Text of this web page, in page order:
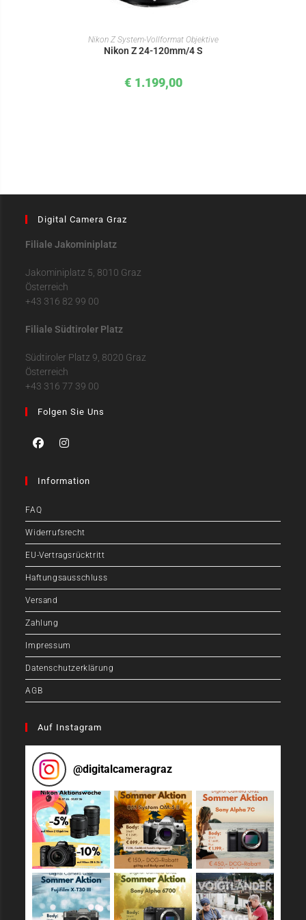
IN DEN WARENKORB
Nikon Z System-Vollformat Objektive
Nikon Z 24-120mm/4 S
€ 1.199,00
Digital Camera Graz
Filiale Jakominiplatz
Jakominiplatz 5, 8010 Graz
Österreich
+43 316 82 99 00
Filiale Südtiroler Platz
Südtiroler Platz 9, 8020 Graz
Österreich
+43 316 77 39 00
Folgen Sie Uns
Information
FAQ
Widerrufsrecht
EU-Vertragsrücktritt
Haftungsausschluss
Versand
Zahlung
Impressum
Datenschutzerklärung
AGB
Auf Instagram
@digitalcameragraz